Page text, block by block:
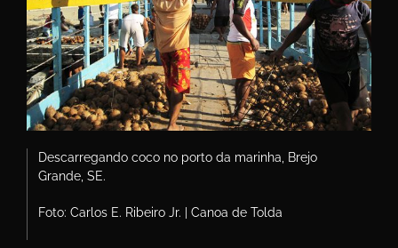
Descarregando coco no porto da marinha, Brejo
Grande, SE.
Foto: Carlos E. Ribeiro Jr. | Canoa de Tolda